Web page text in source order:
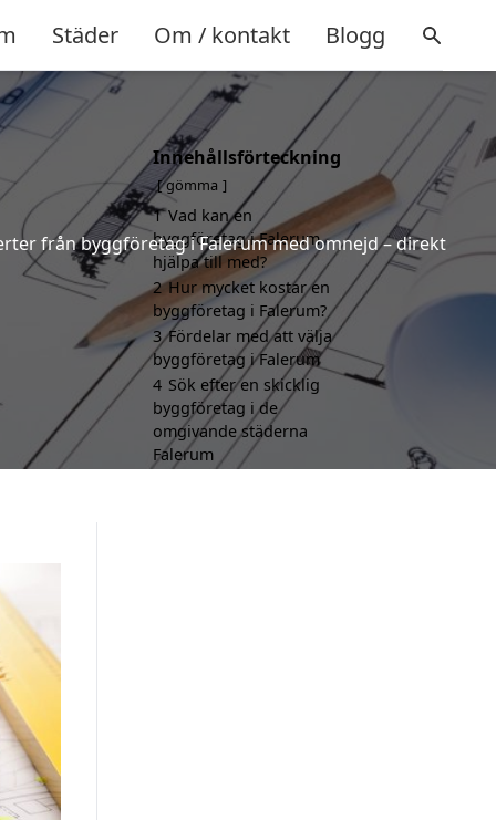
Städer Om / kontakt Blogg
från byggföretag i Falerum med omnejd – direkt
Innehållsförteckning
gömma
1 Vad kan en
byggföretag i Falerum
hjälpa till med?
2 Hur mycket kostar en
byggföretag i Falerum?
3 Fördelar med att välja
byggföretag i Falerum
4 Sök efter en skicklig
byggföretag i de
omgivande städerna
Falerum